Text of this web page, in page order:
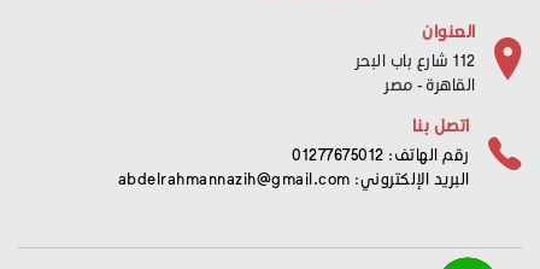
العنوان
112 شارع باب البحر
القاهرة - مصر
اتصل بنا
رقم الهاتف: 01277675012
البريد الإلكتروني: abdelrahmannazih@gmail.com